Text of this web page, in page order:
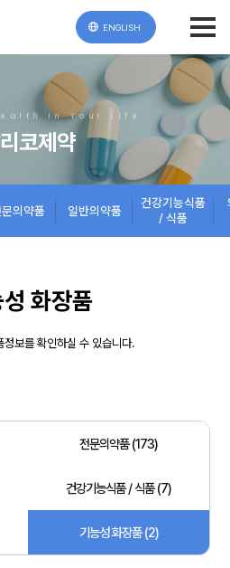
ENGLISH
In Your Life
코제약
의약품 일반의약품
건강기능식품
/ 식품
화장품
정보를 확인하실 수 있습니다.
전문의약품 (173)
건강기능식품 / 식품 (7)
기능성 화장품 (2)